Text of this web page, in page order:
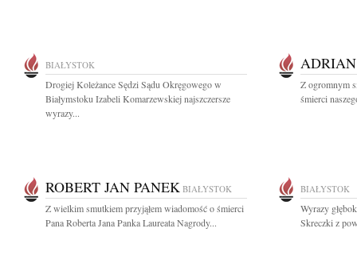
BIAŁYSTOK
Drogiej Koleżance Sędzi Sądu Okręgowego w
Białymstoku Izabeli Komarzewskiej najszczersze
wyrazy...
Z ogromnym
śmierci
ROBERT JAN PANEK BIAŁYSTOK
Z wielkim smutkiem przyjąłem wiadomość o śmierci
Pana Roberta Jana Panka Laureata Nagrody...
BIAŁYSTOK
Wyrazy
Skreczki z